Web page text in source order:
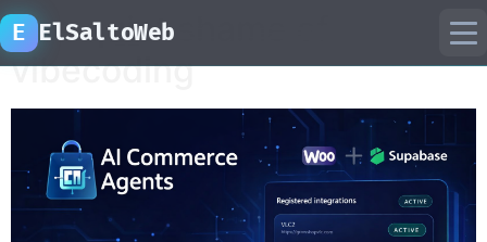
E ElSaltoWeb
inicio
proyectos
recursos
The quiet shame of
vibecoding